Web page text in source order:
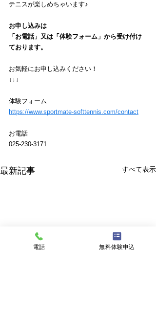
テニスが楽しめちゃいます♪
お申し込みは
「お電話」又は「体験フォーム」から受け付け
ております。
お気軽にお申し込みください！
↓↓↓
体験フォーム
https://www.sportmate-softtennis.com/contact
お電話
025-230-3171
最新記事 すべて表示
電話 無料体験申込